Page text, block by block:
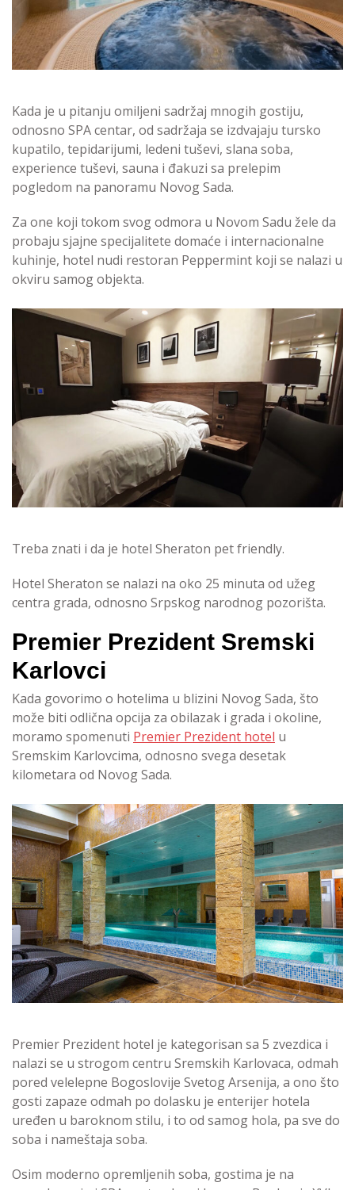
Kada je u pitanju omiljeni sadržaj mnogih gostiju,
odnosno SPA centar, od sadržaja se izdvajaju tursko
kupatilo, tepidarijumi, ledeni tuševi, slana soba,
experience tuševi, sauna i đakuzi sa prelepim
pogledom na panoramu Novog Sada.
Za one koji tokom svog odmora u Novom Sadu žele da
probaju sjajne specijalitete domaće i internacionalne
kuhinje, hotel nudi restoran Peppermint koji se nalazi u
okviru samog objekta.
Treba znati i da je hotel Sheraton pet friendly.
Hotel Sheraton se nalazi na oko 25 minuta od užeg
centra grada, odnosno Srpskog narodnog pozorišta.
Premier Prezident Sremski
Karlovci
Kada govorimo o hotelima u blizini Novog Sada, što
može biti odlična opcija za obilazak i grada i okoline,
moramo spomenuti Premier Prezident hotel u
Sremskim Karlovcima, odnosno svega desetak
kilometara od Novog Sada.
Premier Prezident hotel je kategorisan sa 5 zvezdica i
nalazi se u strogom centru Sremskih Karlovaca, odmah
pored velelepne Bogoslovije Svetog Arsenija, a ono što
gosti zapaze odmah po dolasku je enterijer hotela
uređen u baroknom stilu, i to od samog hola, pa sve do
soba i nameštaja soba.
Osim moderno opremljenih soba, gostima je na